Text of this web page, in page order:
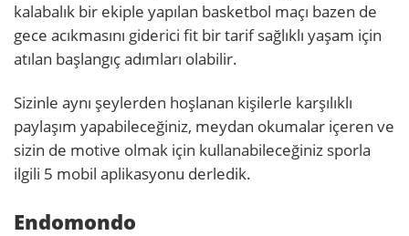
kalabalık bir ekiple yapılan basketbol maçı bazen de
gece acıkmasını giderici fit bir tarif sağlıklı yaşam için
atılan başlangıç adımları olabilir.
Sizinle aynı şeylerden hoşlanan kişilerle karşılıklı
paylaşım yapabileceğiniz, meydan okumalar içeren ve
sizin de motive olmak için kullanabileceğiniz sporla
ilgili 5 mobil aplikasyonu derledik.
Endomondo